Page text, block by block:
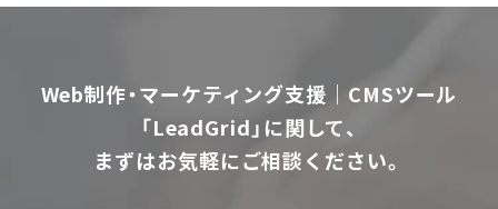
Web制作・マーケティング支援｜CMSツール
「LeadGrid」に関して、
まずはお気軽にご相談ください。